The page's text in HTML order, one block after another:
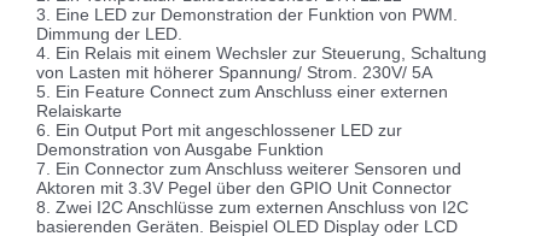
3. Eine LED zur Demonstration der Funktion von PWM.
Dimmung der LED.
4. Ein Relais mit einem Wechsler zur Steuerung, Schaltung
von Lasten mit höherer Spannung/ Strom. 230V/ 5A
5. Ein Feature Connect zum Anschluss einer externen
Relaiskarte
6. Ein Output Port mit angeschlossener LED zur
Demonstration von Ausgabe Funktion
7. Ein Connector zum Anschluss weiterer Sensoren und
Aktoren mit 3.3V Pegel über den GPIO Unit Connector
8. Zwei I2C Anschlüsse zum externen Anschluss von I2C
basierenden Geräten. Beispiel OLED Display oder LCD